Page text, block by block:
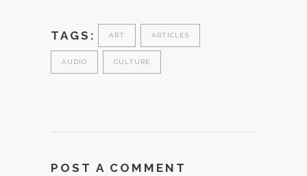
TAGS: ART ARTICLES
AUDIO CULTURE
POST A COMMENT